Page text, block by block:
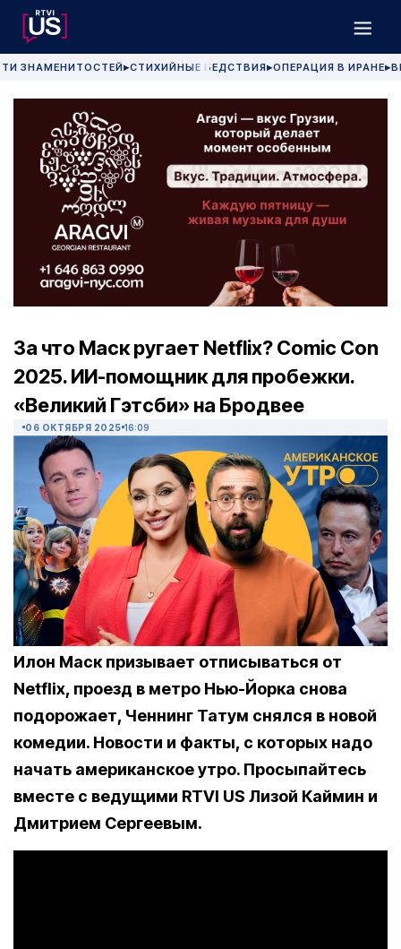
ЗНАМЕНИТОСТЕЙ▶СТИХИЙНЫЕ БЕДСТВИЯ▶ОПЕРАЦИЯ В ИРАНЕ▶
За что Маск ругает Netflix? Comic Con
2025. ИИ-помощник для пробежки.
«Великий Гэтсби» на Бродвее
06 ОКТЯБРЯ 2025 16:09
Илон Маск призывает отписываться от
Netflix, проезд в метро Нью-Йорка снова
подорожает, Ченнинг Татум снялся в новой
комедии. Новости и факты, с которых надо
начать американское утро. Просыпайтесь
вместе с ведущими RTVI US Лизой Каймин и
Дмитрием Сергеевым.